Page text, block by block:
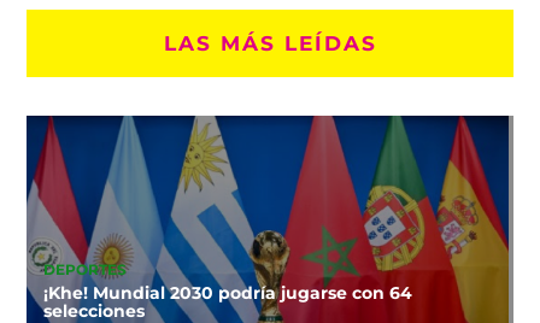
LAS MÁS LEÍDAS
DEPORTES
¡Khe! Mundial 2030 podría jugarse con 64
selecciones